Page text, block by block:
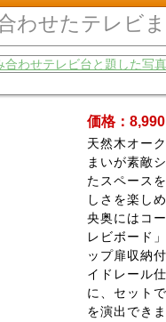
わせたテレビ
価格：
天然木オー
まいが素敵
たスペース
しさを楽し
央奥にはコ
レビボード
ップ扉収納
イドレール
に、セット
を演出でき